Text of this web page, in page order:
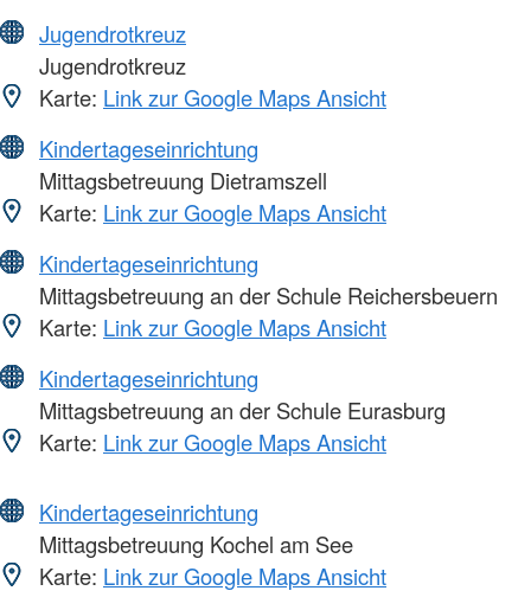
Jugendrotkreuz
Jugendrotkreuz
Karte: Link zur Google Maps Ansicht
Kindertageseinrichtung
Mittagsbetreuung Dietramszell
Karte: Link zur Google Maps Ansicht
Kindertageseinrichtung
Mittagsbetreuung an der Schule Reichersbeuern
Karte: Link zur Google Maps Ansicht
Kindertageseinrichtung
Mittagsbetreuung an der Schule Eurasburg
Karte: Link zur Google Maps Ansicht
Kindertageseinrichtung
Mittagsbetreuung Kochel am See
Karte: Link zur Google Maps Ansicht